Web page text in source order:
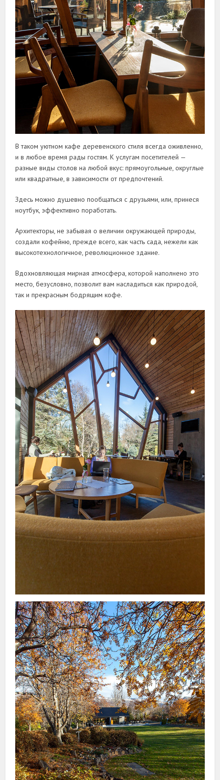
В таком уютном кафе деревенского стиля всегда оживленно,
и в любое время рады гостям. К услугам посетителей —
разные виды столов на любой вкус: прямоугольные, округлые
или квадратные, в зависимости от предпочтений.
Здесь можно душевно пообщаться с друзьями, или, принеся
ноутбук, эффективно поработать.
Архитекторы, не забывая о величии окружающей природы,
создали кофейню, прежде всего, как часть сада, нежели как
высокотехнологичное, революционное здание.
Вдохновляющая мирная атмосфера, которой наполнено это
место, безусловно, позволит вам насладиться как природой,
так и прекрасным бодрящим кофе.